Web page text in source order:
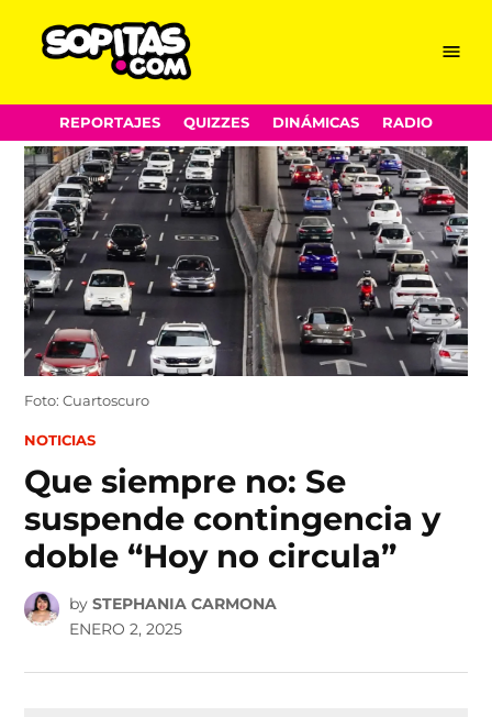
Skip
to
content
Menu
REPORTAJES QUIZZES DINÁMICAS RADIO
Foto: Cuartoscuro
POSTED
NOTICIAS
Que siempre no: Se
suspende contingencia y
doble “Hoy no circula”
by STEPHANIA CARMONA
ENERO 2, 2025